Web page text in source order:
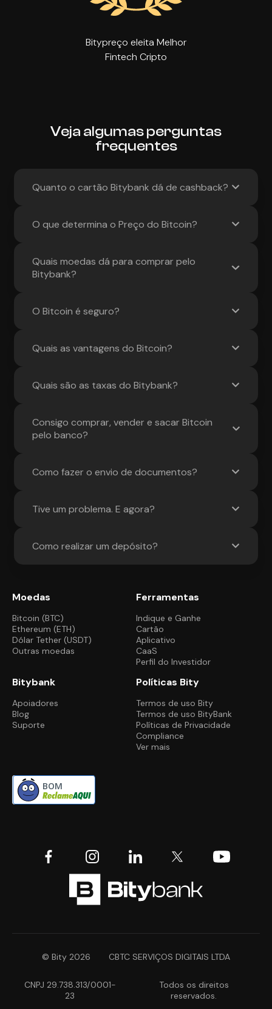
Bitypreço eleita Melhor
Fintech Cripto
Veja algumas perguntas
frequentes
Quanto o cartão Bitybank dá de cashback?
O que determina o Preço do Bitcoin?
Quais moedas dá para comprar pelo
Bitybank?
O Bitcoin é seguro?
Quais as vantagens do Bitcoin?
Quais são as taxas do Bitybank?
Consigo comprar, vender e sacar Bitcoin
pelo banco?
Como fazer o envio de documentos?
Tive um problema. E agora?
Como realizar um depósito?
Moedas
Bitcoin (BTC)
Ethereum (ETH)
Dólar Tether (USDT)
Outras moedas
Ferramentas
Indique e Ganhe
Cartão
Aplicativo
CaaS
Perfil do Investidor
Bitybank
Apoiadores
Blog
Suporte
Políticas Bity
Termos de uso Bity
Termos de uso BityBank
Políticas de Privacidade
Compliance
Ver mais
BOM
© Bity 2026 CBTC SERVIÇOS DIGITAIS LTDA
CNPJ 29.738.313/0001-
23
Todos os direitos
reservados.